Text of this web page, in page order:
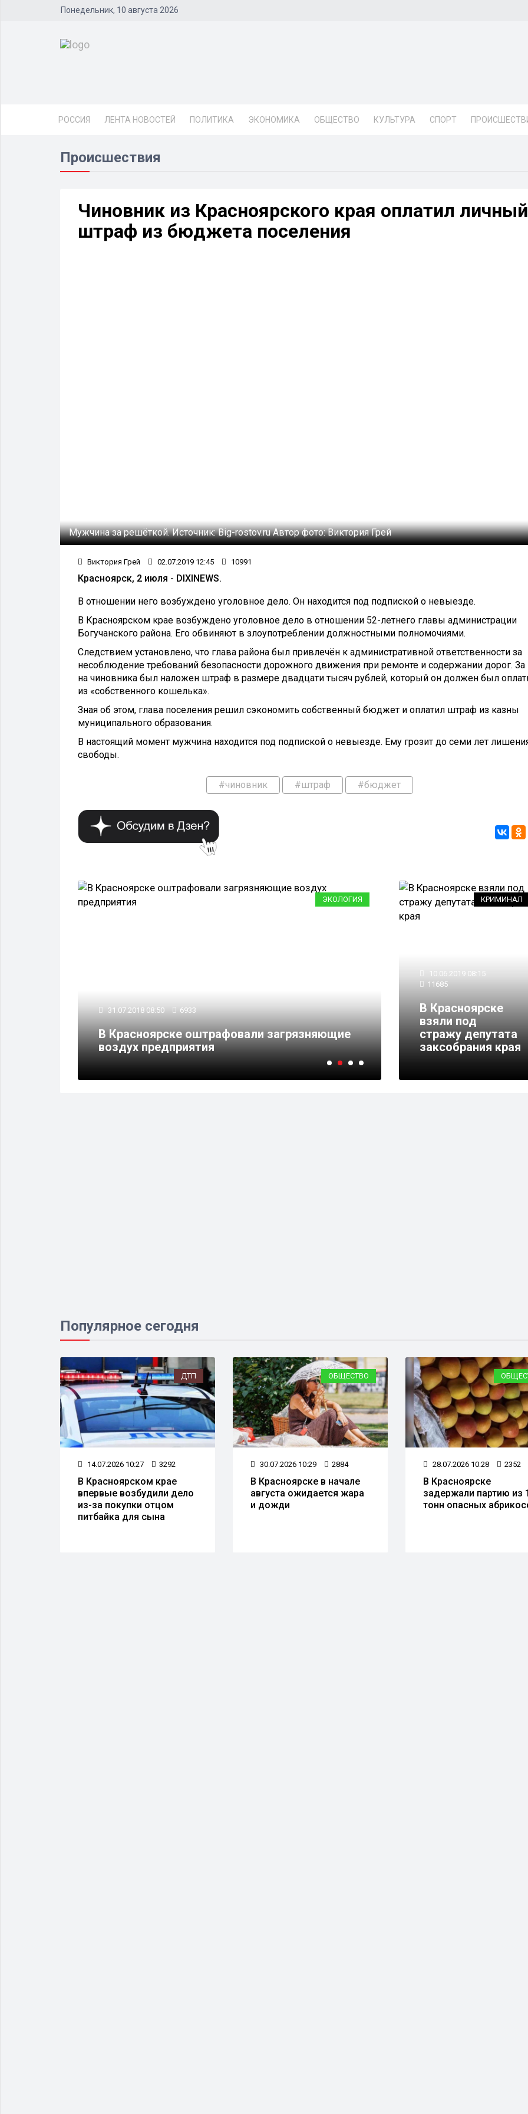
Понедельник, 10 августа 2026
РОССИЯ ЛЕНТА НОВОСТЕЙ ПОЛИТИКА ЭКОНОМИКА ОБЩЕСТВО КУЛЬТУРА СПОРТ
Происшествия
Чиновник из Красноярского края оплатил личный
штраф из бюджета поселения
Мужчина за решёткой.Источник:Big-rostov.ruАвтор фото:Виктория Грей
Виктория Грей 02.07.2019 12:45 10991
Красноярск, 2 июля - DIXINEWS.
В отношении него возбуждено уголовное дело. Он находится под подпиской о невыезде.
В Красноярском крае возбуждено уголовное дело в отношении 52-летнего главы администрации
Богучанского района. Его обвиняют в злоупотреблении должностными полномочиями.
Следствием установлено, что глава района был привлечён к административной ответственности за
несоблюдение требований безопасности дорожного движения при ремонте и содержании дорог. За
на чиновника был наложен штраф в размере двадцати тысяч рублей, который он должен был
из «собственного кошелька».
Зная об этом, глава поселения решил сэкономить собственный бюджет и оплатил штраф из казны
муниципального образования.
В настоящий момент мужчина находится под подпиской о невыезде. Ему грозит до семи лет
свободы.
#чиновник #штраф #бюджет
ЭКОЛОГИЯ
31.07.2018 08:50 6933
В Красноярске оштрафовали загрязняющие
воздух предприятия
26.05.2018 09:53 6014
Красноярцы
за загрязнение
КРИМИНАЛ
10.06.2019 08:15
11685
В Красноярске
взяли под
стражу депутата
заксобрания края
Популярное сегодня
ДТП
14.07.2026 10:27 3292
В Красноярском крае
впервые возбудили дело
из-за покупки отцом
питбайка для сына
ОБЩЕСТВО
30.07.2026 10:29 2884
В Красноярске в начале
августа ожидается жара
и дожди
28.07.2026 10:28 2352
В Красноярске
задержали партию из
тонн опасных